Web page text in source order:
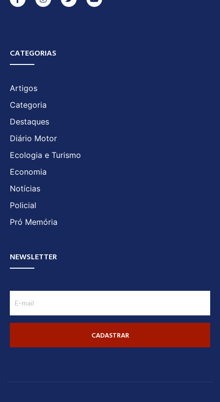
CATEGORIAS
Artigos
Categoria
Destaques
Diário Motor
Ecologia e Turismo
Economia
Notícias
Policial
Pró Memória
NEWSLETTER
CADASTRAR